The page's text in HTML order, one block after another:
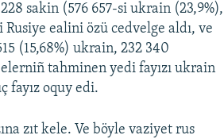
sakin (576 657-si ukrain (23,9%),
Rusiye ealini özü cedvelge aldı, ve
(15,68%) ukrain, 232 340
tahminen yedi fayızı ukrain
fayız oquy edi.
zıt kele. Ve böyle vaziyet rus